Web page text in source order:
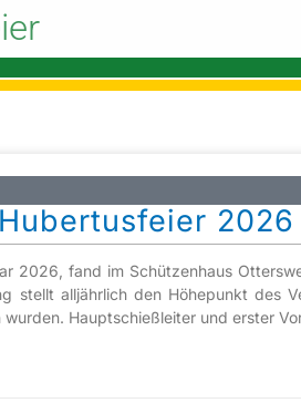
Seite 2
2026, fand im Schützenhaus
stellt alljährlich den Höhepunkt des
Hauptschießleiter und erster